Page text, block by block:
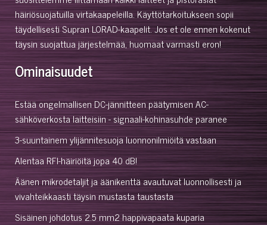
häiriösuojatuilla virtakaapeleilla. Käyttötarkoitukseen sopii
täydellisesti Supran LORAD-kaapelit. Jos et ole ennen kokenut
täysin suojattua järjestelmää, huomaat varmasti eron!
Ominaisuudet
Estää ongelmallisen DC-jännitteen päätymisen AC-
sähköverkosta laitteisiin - signaali-kohinasuhde paranee
3-suuntainem ylijännitesuoja luonnonilmiöitä vastaan
Alentaa RFI-häiriöitä jopa 40 dB!
Äänen mikrodetaljit ja äänikenttä avautuvat luonnollisesti ja
vivahteikkaasti täysin mustasta taustasta
Sisäinen johdotus 2.5 mm2 happivapaata kuparia